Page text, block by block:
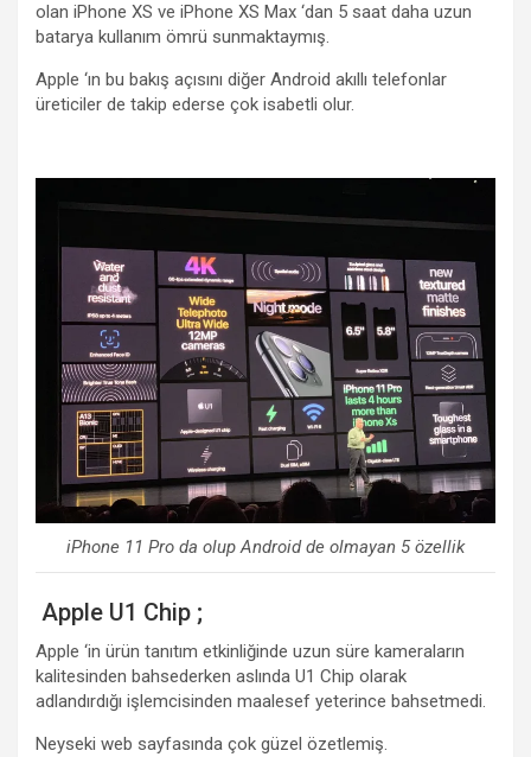
olan iPhone XS ve iPhone XS Max ‘dan 5 saat daha uzun
batarya kullanım ömrü sunmaktaymış.
Apple ‘ın bu bakış açısını diğer Android akıllı telefonlar
üreticiler de takip ederse çok isabetli olur.
iPhone 11 Pro da olup Android de olmayan 5 özellik
Apple U1 Chip ;
Apple ‘in ürün tanıtım etkinliğinde uzun süre kameraların
kalitesinden bahsederken aslında U1 Chip olarak
adlandırdığı işlemcisinden maalesef yeterince bahsetmedi.
Neyseki web sayfasında çok güzel özetlemiş.